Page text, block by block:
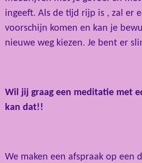
ingeeft. Als de tijd rijp is , zal er
voorschijn komen en kan je
nieuwe weg kiezen. Je bent er
Wil jij graag een meditatie met
kan dat!!
We maken een afspraak op een